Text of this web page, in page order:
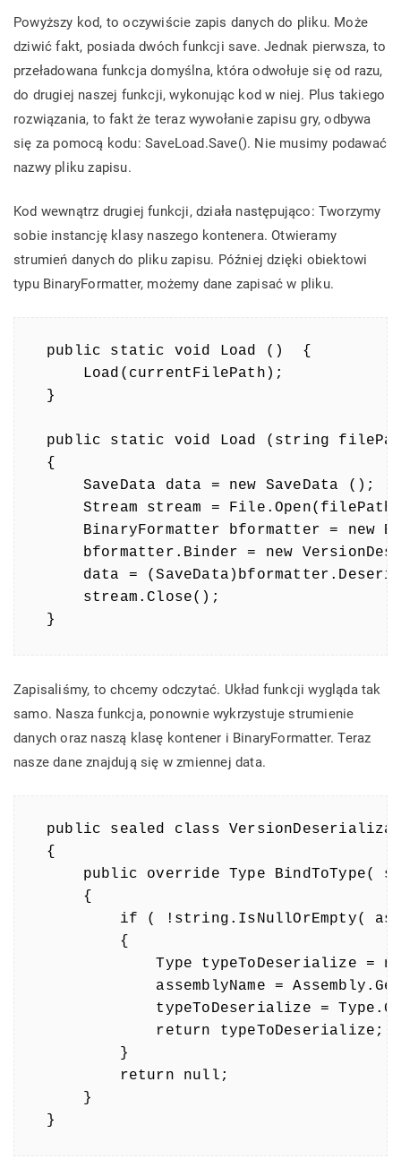
Powyższy kod, to oczywiście zapis danych do pliku. Może
dziwić fakt, posiada dwóch funkcji save. Jednak pierwsza, to
przeładowana funkcja domyślna, która odwołuje się od razu,
do drugiej naszej funkcji, wykonując kod w niej. Plus takiego
rozwiązania, to fakt że teraz wywołanie zapisu gry, odbywa
się za pomocą kodu: SaveLoad.Save(). Nie musimy podawać
nazwy pliku zapisu.
Kod wewnątrz drugiej funkcji, działa następująco: Tworzymy
sobie instancję klasy naszego kontenera. Otwieramy
strumień danych do pliku zapisu. Później dzięki obiektowi
typu BinaryFormatter, możemy dane zapisać w pliku.
public static void Load ()  {
    Load(currentFilePath);
}
public static void Load (string
{
    SaveData data = new SaveData ();
Stream stream =
BinaryFormatter bformatter = new
bformatter.Binder = new
data =
    stream.Close();
}
Zapisaliśmy, to chcemy odczytać. Układ funkcji wygląda tak
samo. Nasza funkcja, ponownie wykrzystuje strumienie
danych oraz naszą klasę kontener i BinaryFormatter. Teraz
nasze dane znajdują się w zmiennej data.
public sealed class
{
public override Type BindToType(
    {
if ( !string.IsNullOrEmpty(
        {
Type typeToDeserialize =
assemblyName =
typeToDeserialize =
            return typeToDeserialize;
        }
        return null;
    }
}